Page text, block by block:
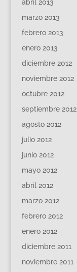
abril 2013
marzo 2013
febrero 2013
enero 2013
diciembre 2012
noviembre 2012
octubre 2012
septiembre 2012
agosto 2012
julio 2012
junio 2012
mayo 2012
abril 2012
marzo 2012
febrero 2012
enero 2012
diciembre 2011
noviembre 2011